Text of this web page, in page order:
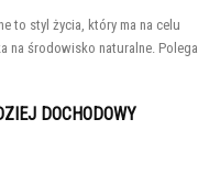
to styl życia, który ma na celu
na środowisko naturalne. Polega
DOCHODOWY